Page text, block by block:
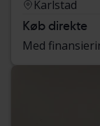
Karlstad
Køb direkte
Med